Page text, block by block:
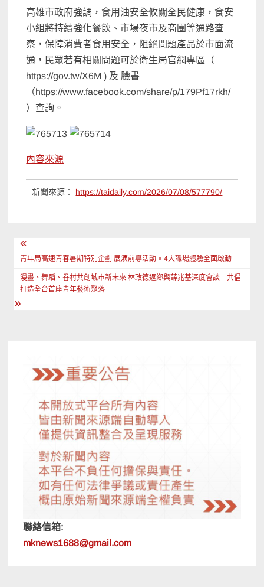
高雄市政府強調，食用油安全攸關全民健康，食安
小組將持續強化餐飲、市場夜市及商圈等通路查
察，保障消費者食用安全，阻絕問題產品於市面流
通，民眾若有相關問題可於衛生局官網專區（
https://gov.tw/X6M ) 及 臉書
（https://www.facebook.com/share/p/179Pf17rkh/
）查詢。
內容來源
新聞來源： https://taidaily.com/2026/07/08/577790/
文
章
導
覽
青年局高速青春暑期特別企劃 展演前導活動 × 4大職場體驗全面啟動
漫畫、舞蹈、眷村共創城市新未來 林政德返鄉與薛兆基深度會談 共倡
打造全台首座青年藝術聚落
聯絡信箱:
mknews1688@gmail.com